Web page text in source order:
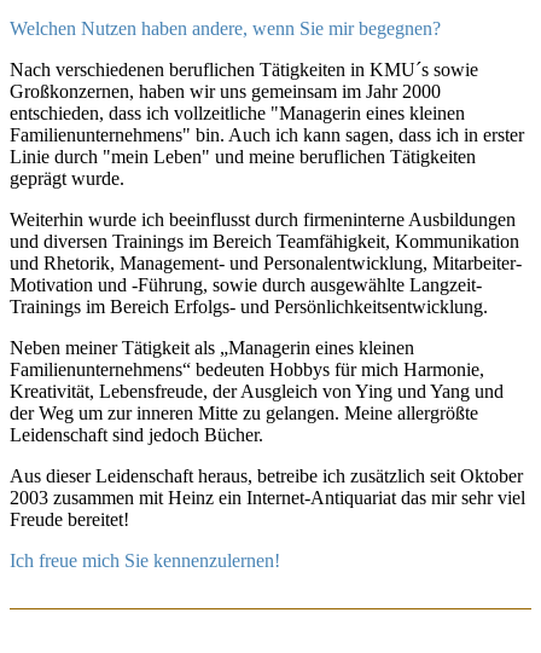
Welchen Nutzen haben andere, wenn Sie mir begegnen?
Nach verschiedenen beruflichen Tätigkeiten in KMU´s sowie
Großkonzernen, haben wir uns gemeinsam im Jahr 2000
entschieden, dass ich vollzeitliche "Managerin eines kleinen
Familienunternehmens" bin. Auch ich kann sagen, dass ich in erster
Linie durch "mein Leben" und meine beruflichen Tätigkeiten
geprägt wurde.
Weiterhin wurde ich beeinflusst durch firmeninterne Ausbildungen
und diversen Trainings im Bereich Teamfähigkeit, Kommunikation
und Rhetorik, Management- und Personalentwicklung, Mitarbeiter-
Motivation und -Führung, sowie durch ausgewählte Langzeit-
Trainings im Bereich Erfolgs- und Persönlichkeitsentwicklung.
Neben meiner Tätigkeit als „Managerin eines kleinen
Familienunternehmens“ bedeuten Hobbys für mich Harmonie,
Kreativität, Lebensfreude, der Ausgleich von Ying und Yang und
der Weg um zur inneren Mitte zu gelangen. Meine allergrößte
Leidenschaft sind jedoch Bücher.
Aus dieser Leidenschaft heraus, betreibe ich zusätzlich seit Oktober
2003 zusammen mit Heinz ein Internet-Antiquariat das mir sehr viel
Freude bereitet!
Ich freue mich Sie kennenzulernen!